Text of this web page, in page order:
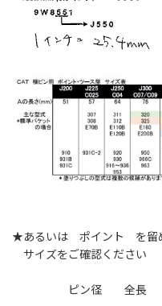
★あるいは ポイント を
サイズをご確認ください
ピン径 全長